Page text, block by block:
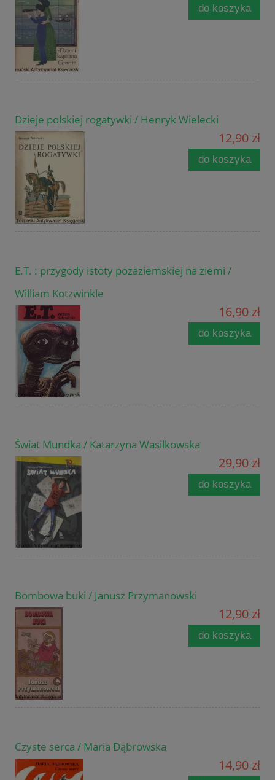
do koszyka
Dzieje polskiej rogatywki / Henryk Wielecki
12,90 zł
do koszyka
E.T. : przygody istoty pozaziemskiej na ziemi /
William Kotzwinkle
16,90 zł
do koszyka
Świat Mundka / Katarzyna Wasilkowska
29,90 zł
do koszyka
Bombowa buki / Janusz Przymanowski
12,90 zł
do koszyka
Czyste serca / Maria Dąbrowska
14,90 zł